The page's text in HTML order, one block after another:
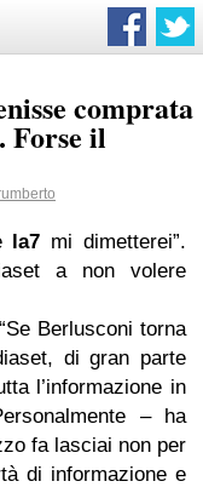
comprata
Forse il
la7 mi dimetterei”.
a non volere
Berlusconi torna
di gran parte
l’informazione in
– ha
fa lasciai non per
di informazione e